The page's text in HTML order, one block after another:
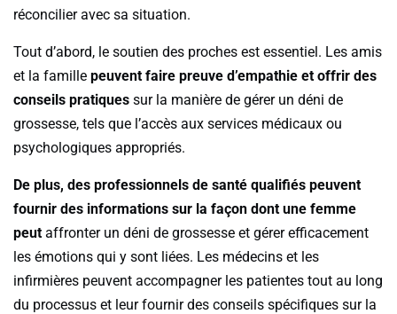
réconcilier avec sa situation.
Tout d’abord, le soutien des proches est essentiel. Les amis
et la famille peuvent faire preuve d’empathie et offrir des
conseils pratiques sur la manière de gérer un déni de
grossesse, tels que l’accès aux services médicaux ou
psychologiques appropriés.
De plus, des professionnels de santé qualifiés peuvent
fournir des informations sur la façon dont une femme
peut affronter un déni de grossesse et gérer efficacement
les émotions qui y sont liées. Les médecins et les
infirmières peuvent accompagner les patientes tout au long
du processus et leur fournir des conseils spécifiques sur la